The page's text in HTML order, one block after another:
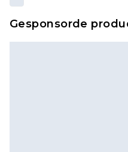
Gesponsorde